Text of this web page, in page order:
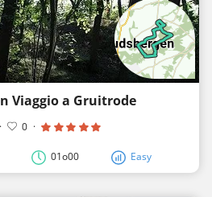
Viaggio a Gruitrode
· 0 ·
01o00 Easy